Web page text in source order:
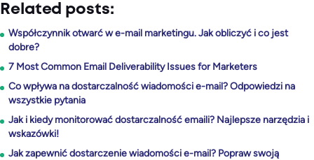
Related posts:
Współczynnik otwarć w e-mail marketingu. Jak obliczyć i co jest
dobre?
7 Most Common Email Deliverability Issues for Marketers
Co wpływa na dostarczalność wiadomości e-mail? Odpowiedzi na
wszystkie pytania
Jak i kiedy monitorować dostarczalność emaili? Najlepsze narzędzia i
wskazówki!
Jak zapewnić dostarczenie wiadomości e-mail? Popraw swoją